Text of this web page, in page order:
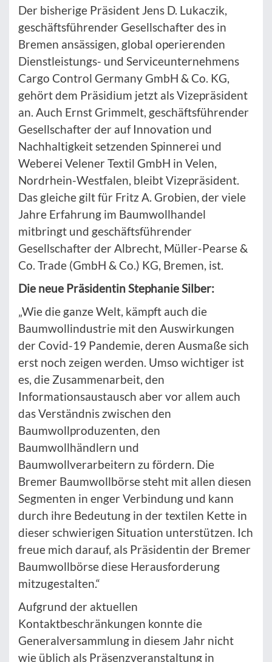
Der bisherige Präsident Jens D. Lukaczik,
geschäftsführender Gesellschafter des in
Bremen ansässigen, global operierenden
Dienstleistungs- und Serviceunternehmens
Cargo Control Germany GmbH & Co. KG,
gehört dem Präsidium jetzt als Vizepräsident
an. Auch Ernst Grimmelt, geschäftsführender
Gesellschafter der auf Innovation und
Nachhaltigkeit setzenden Spinnerei und
Weberei Velener Textil GmbH in Velen,
Nordrhein-Westfalen, bleibt Vizepräsident.
Das gleiche gilt für Fritz A. Grobien, der viele
Jahre Erfahrung im Baumwollhandel
mitbringt und geschäftsführender
Gesellschafter der Albrecht, Müller-Pearse &
Co. Trade (GmbH & Co.) KG, Bremen, ist.
Die neue Präsidentin Stephanie Silber:
„Wie die ganze Welt, kämpft auch die
Baumwollindustrie mit den Auswirkungen
der Covid-19 Pandemie, deren Ausmaße sich
erst noch zeigen werden. Umso wichtiger ist
es, die Zusammenarbeit, den
Informationsaustausch aber vor allem auch
das Verständnis zwischen den
Baumwollproduzenten, den
Baumwollhändlern und
Baumwollverarbeitern zu fördern. Die
Bremer Baumwollbörse steht mit allen diesen
Segmenten in enger Verbindung und kann
durch ihre Bedeutung in der textilen Kette in
dieser schwierigen Situation unterstützen. Ich
freue mich darauf, als Präsidentin der Bremer
Baumwollbörse diese Herausforderung
mitzugestalten.“
Aufgrund der aktuellen
Kontaktbeschränkungen konnte die
Generalversammlung in diesem Jahr nicht
wie üblich als Präsenzveranstaltung in